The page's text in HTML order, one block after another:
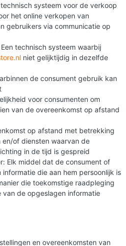
systeem voor de verkoop
het online verkopen van
gebruikers via communicatie op
technisch systeem waarbij
niet gelijktijdig in dezelfde
de consument gebruik kan
voor consumenten om
van de overeenkomst op afstand
op afstand met betrekking
of diensten waarvan de
in de tijd is gespreid
Elk middel dat de consument of
die aan hem persoonlijk is
die toekomstige raadpleging
de opgeslagen informatie
en overeenkomsten van